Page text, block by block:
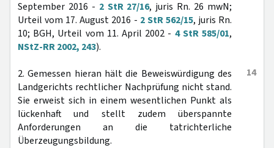
September 2016 - 2 StR 27/16, juris Rn. 26 mwN;
Urteil vom 17. August 2016 - 2 StR 562/15, juris Rn.
10; BGH, Urteil vom 11. April 2002 - 4 StR 585/01,
NStZ-RR 2002, 243).
14
2. Gemessen hieran hält die Beweiswürdigung des
Landgerichts rechtlicher Nachprüfung nicht stand.
Sie erweist sich in einem wesentlichen Punkt als
lückenhaft und stellt zudem überspannte
Anforderungen an die tatrichterliche
Überzeugungsbildung.